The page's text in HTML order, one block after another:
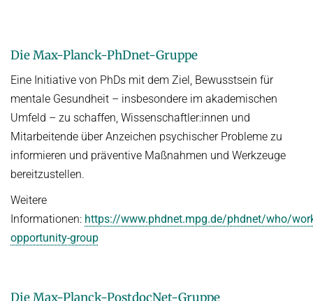
Die Max-Planck-PhDnet-Gruppe
Eine Initiative von PhDs mit dem Ziel, Bewusstsein für
mentale Gesundheit – insbesondere im akademischen
Umfeld – zu schaffen, Wissenschaftler:innen und
Mitarbeitende über Anzeichen psychischer Probleme zu
informieren und präventive Maßnahmen und Werkzeuge
bereitzustellen.
Weitere
Informationen: https://www.phdnet.mpg.de/phdnet/who/
opportunity-group
Die Max-Planck-PostdocNet-Gruppe